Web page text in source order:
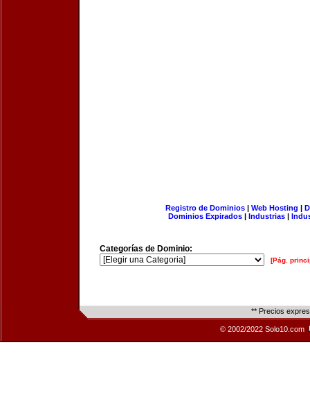
Registro de Dominios| Web Hosting |
Dominios Expirados | Industrias |
Categorías de Dominio:
[Pág.
** Precios
© 2002/2022 Solo10.com